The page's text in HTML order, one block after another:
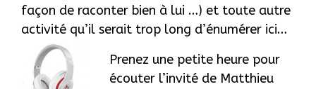
façon de raconter bien à lui …) et toute autre
activité qu’il serait trop long d’énumérer ici…
Prenez une petite heure pour
écouter l’invité de Matthieu